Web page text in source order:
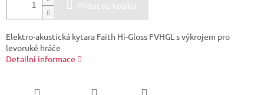
Přidat do košíku
Elektro-akustická kytara Faith Hi-Gloss FVHGL s výkrojem pro
levoruké hráče
Detailní informace